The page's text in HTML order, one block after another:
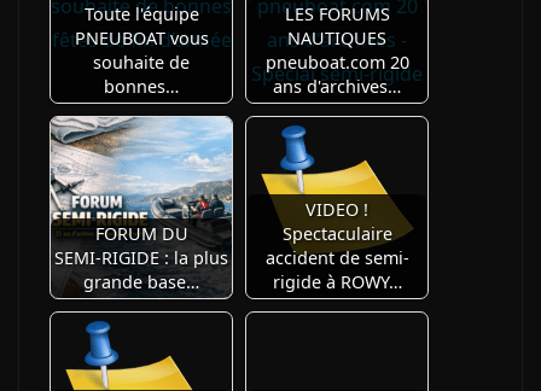
Toute l'équipe
PNEUBOAT vous
souhaite de
bonnes…
LES FORUMS
NAUTIQUES
pneuboat.com 20
ans d'archives…
FORUM DU
SEMI‑RIGIDE : la plus
grande base…
VIDEO !
Spectaculaire
accident de semi-
rigide à ROWY…